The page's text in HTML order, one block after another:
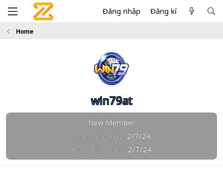
Đăng nhập Đăng kí
Home
win79at
New Member
Tham gia ngày 2/7/24
Hoạt động cuối
2/7/24